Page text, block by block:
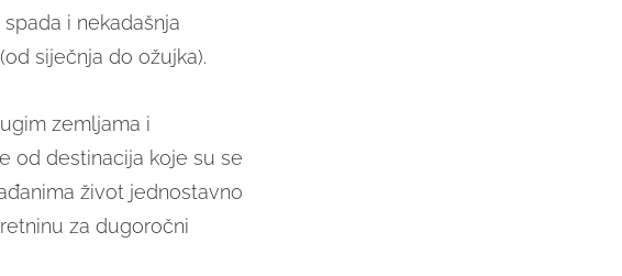
i nekadašnja
siječnja do ožujka).
zemljama i
od destinacija koje su se
život jednostavno
za dugoročni